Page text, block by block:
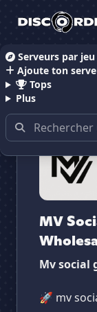
Serveurs par
Ajoute ton
Tops
Plus
Accueil
MV
Mv social
🚀 mv
Vote
Es-tu sûr
serveur ?